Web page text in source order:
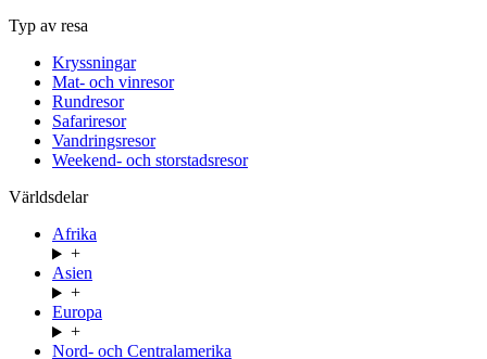
Typ av resa
Kryssningar
Mat- och vinresor
Rundresor
Safariresor
Vandringsresor
Weekend- och storstadsresor
Världsdelar
Afrika
+
Asien
+
Europa
+
Nord- och Centralamerika